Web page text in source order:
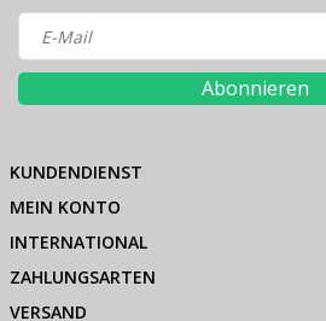
Abonnieren
KUNDENDIENST
MEIN KONTO
INTERNATIONAL
ZAHLUNGSARTEN
VERSAND